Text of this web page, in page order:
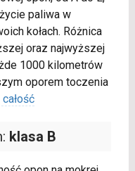
paliwa w
kołach. Różnica
oraz najwyższej
1000 kilometrów
oporem toczenia
klasa B